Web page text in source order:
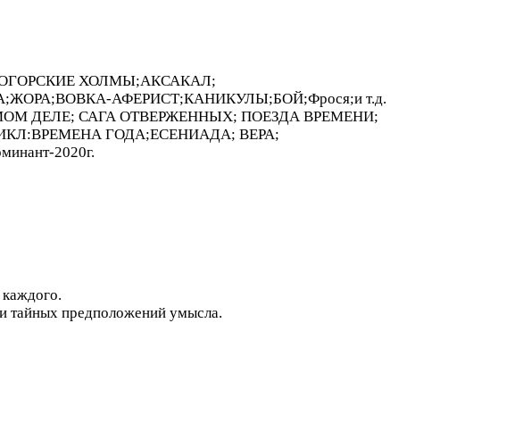
ХОЛМЫ;АКСАКАЛ;
АФЕРИСТ;КАНИКУЛЫ;БОЙ;Фрося;и т.д.
ДЕЛЕ; САГА ОТВЕРЖЕННЫХ; ПОЕЗДА ВРЕМЕНИ;
ГОДА;ЕСЕНИАДА; ВЕРА;
2020г.
тайных предположений умысла.